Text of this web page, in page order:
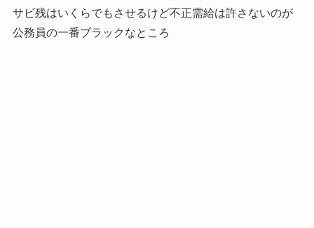
サビ残はいくらでもさせるけど不正需給は許さないのが
公務員の一番ブラックなところ